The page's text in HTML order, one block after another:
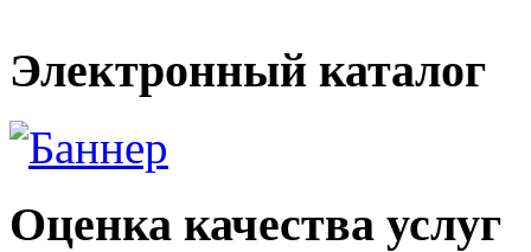
Электронный каталог
Оценка качества услуг